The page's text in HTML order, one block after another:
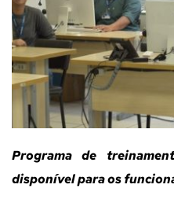
Programa de
disponível para os